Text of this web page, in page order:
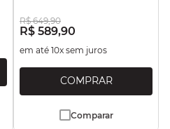
R$ 649,90
R$ 589,90
em até 10x sem juros
Comparar